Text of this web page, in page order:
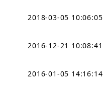
2018-03-05 10:06:05
2016-12-21 10:08:41
2016-01-05 14:16:14